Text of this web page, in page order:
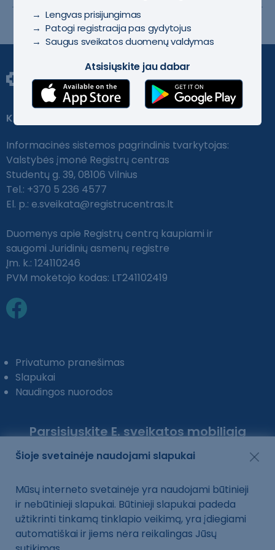
Kontaktai
Informacinės sistemos pagrindinis tvarkytojas:
Valstybės įmonė Registrų centras
Studentų g. 39, 08106 Vilnius
Tel.: +370 5 236 4577
El. p.: e.sveikata@registrucentras.lt
Duomenys apie Registrų centrą kaupiami ir
saugomi Juridinių asmenų registre
Įm. k.: 124110246
PVM mokėtojo kodas: LT241102419
Privatumo pranešimas
Slapukai
Naudingos nuorodos
Parsisiųskite E. sveikatos mobiliąją
programėlę:
Šioje svetainėje naudojami slapukai
Mūsų interneto svetainėje yra naudojami būtinieji
ir nebūtinieji slapukai. Būtinieji slapukai padeda
užtikrinti tinkamą tinklapio veikimą, yra įdiegiami
automatiškai ir jiems nėra reikalingas Jūsų
→ Lengvas prisijungimas
→ Patogi registracija pas gydytojus
→ Saugus sveikatos duomenų valdymas
Atsisiųskite jau dabar